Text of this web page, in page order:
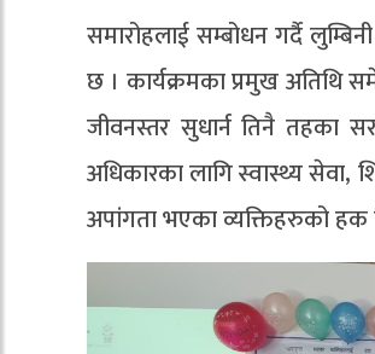
समारोहलाई सम्बोधन गर्दै
छ । कार्यक्रमका प्रमुख अतिथि
जीवनस्तर सुधार्न तिनै तहका
अधिकारका लागि स्वास्थ्य सेवा,
अपांगता भएका व्यक्तिहरुको